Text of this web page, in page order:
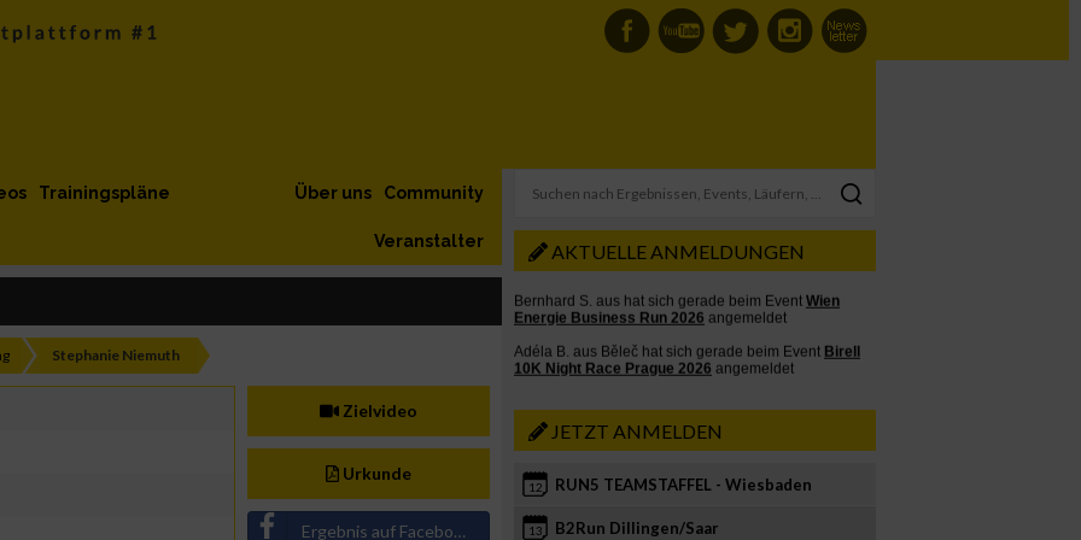
Trainingspläne Community
Über uns
Veranstalter
Stephanie Niemuth
Zielvideo
Urkunde
Ergebnis auf Facebook teilen
AKTUELLE ANMELDUNGEN
JETZT ANMELDEN
12 RUN5 TEAMSTAFFEL - Wiesbaden
13 B2Run Dillingen/Saar